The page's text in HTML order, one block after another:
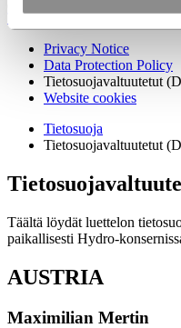
Tietosuoja
Privacy Notice
Data Protection Policy
Tietosuojavaltuutetut
Website cookies
Tietosuoja
Tietosuojavaltuutetut
Täältä löydät luettelon
paikallisesti Hydro-
AUSTRIA
Maximilian Mertin